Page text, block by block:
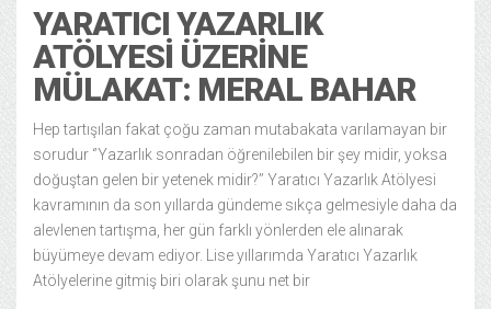
YARATICI YAZARLIK
ATÖLYESI ÜZERINE
MÜLAKAT: MERAL BAHAR
Hep tartışılan fakat çoğu zaman mutabakata varılamayan bir
sorudur ‘’Yazarlık sonradan öğrenilebilen bir şey midir, yoksa
doğuştan gelen bir yetenek midir?’’ Yaratıcı Yazarlık Atölyesi
kavramının da son yıllarda gündeme sıkça gelmesiyle daha da
alevlenen tartışma, her gün farklı yönlerden ele alınarak
büyümeye devam ediyor. Lise yıllarımda Yaratıcı Yazarlık
Atölyelerine gitmiş biri olarak şunu net bir